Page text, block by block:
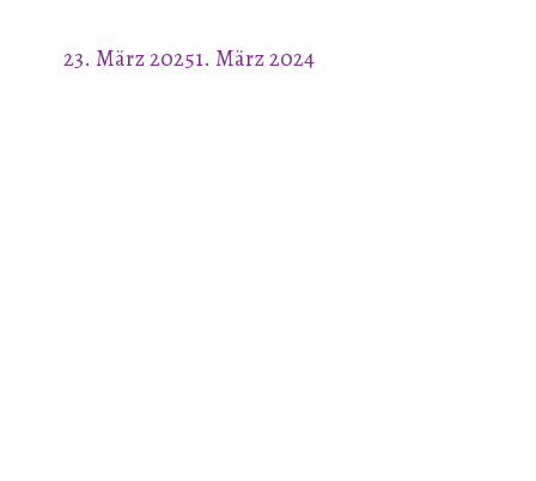
23. März 20251. März 2024